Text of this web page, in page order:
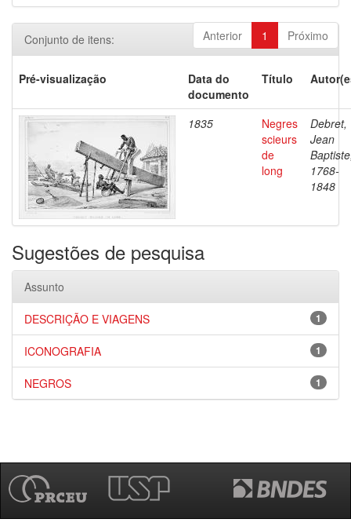
Anterior 1 Próximo
Conjunto de itens:
Pré-visualização
Data do
documento
Título
1835
Negres
scieurs
de
long
Debret,
Jean
1768-
1848
Sugestões de pesquisa
Assunto
1
DESCRIÇÃO E VIAGENS
1
ICONOGRAFIA
1
NEGROS